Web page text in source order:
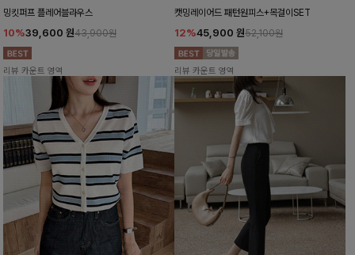
밍킷퍼프 플레어블라우스
10%39,600 원43,900원
리뷰 카운트 영역
캣밍레이어드 패턴원피스+목걸이SET
12%45,900 원52,100원
리뷰 카운트 영역